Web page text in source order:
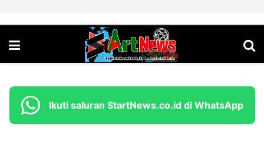
Ikuti saluran StartNews.co.id di WhatsApp